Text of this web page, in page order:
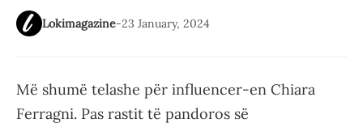
Lokimagazine-23 January, 2024
Më shumë telashe për influencer-en Chiara
Ferragni. Pas rastit të pandoros së